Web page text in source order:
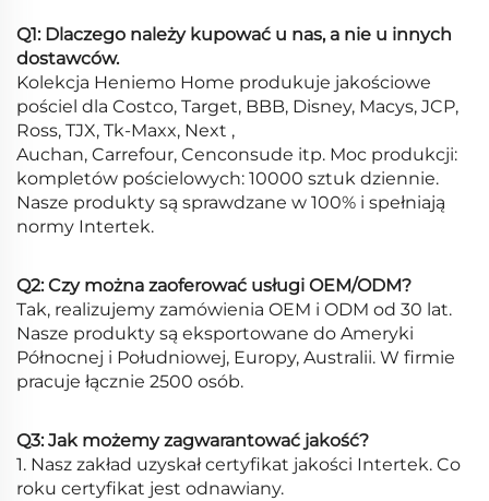
Q1: Dlaczego należy kupować u nas, a nie u innych
dostawców.
Kolekcja Heniemo Home produkuje jakościowe
pościel dla Costco, Target, BBB, Disney, Macys, JCP,
Ross, TJX, Tk-Maxx, Next ,
Auchan, Carrefour, Cenconsude itp. Moc produkcji:
kompletów pościelowych: 10000 sztuk dziennie.
Nasze produkty są sprawdzane w 100% i spełniają
normy Intertek.
Q2: Czy można zaoferować usługi OEM/ODM?
Tak, realizujemy zamówienia OEM i ODM od 30 lat.
Nasze produkty są eksportowane do Ameryki
Północnej i Południowej, Europy, Australii. W firmie
pracuje łącznie 2500 osób.
Q3: Jak możemy zagwarantować jakość?
1. Nasz zakład uzyskał certyfikat jakości Intertek. Co
roku certyfikat jest odnawiany.